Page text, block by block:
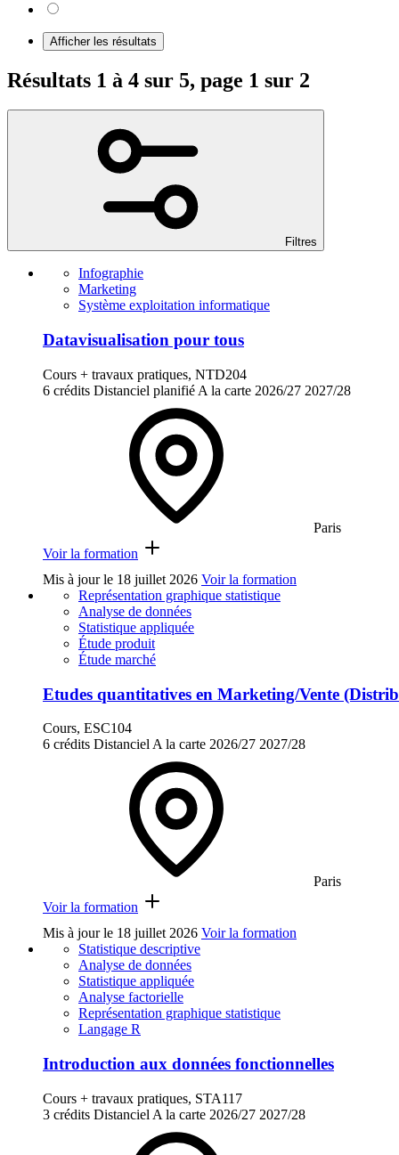
Afficher les résultats
Résultats 1 à 4 sur 5, page 1 sur 2
Filtres
Infographie
Marketing
Système exploitation informatique
Datavisualisation pour tous
Cours + travaux pratiques, NTD204
6 crédits Distanciel planifié A la carte 2026/27 2027/28
Paris
Voir la formation
Mis à jour le 18 juillet 2026 Voir la formation
Représentation graphique statistique
Analyse de données
Statistique appliquée
Étude produit
Étude marché
Etudes quantitatives en Marketing/Vente
Cours, ESC104
6 crédits Distanciel A la carte 2026/27 2027/28
Paris
Voir la formation
Mis à jour le 18 juillet 2026 Voir la formation
Statistique descriptive
Analyse de données
Statistique appliquée
Analyse factorielle
Représentation graphique statistique
Langage R
Introduction aux données fonctionnelles
Cours + travaux pratiques, STA117
3 crédits Distanciel A la carte 2026/27 2027/28